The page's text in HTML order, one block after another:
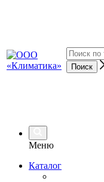
Меню
Каталог